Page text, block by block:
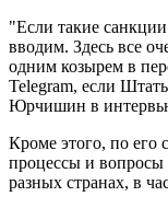
"Если такие
вводим. Здесь все
одним козырем в
Telegram, если
Юрчишин в
Кроме этого, по его
процессы и вопросы
разных странах, в